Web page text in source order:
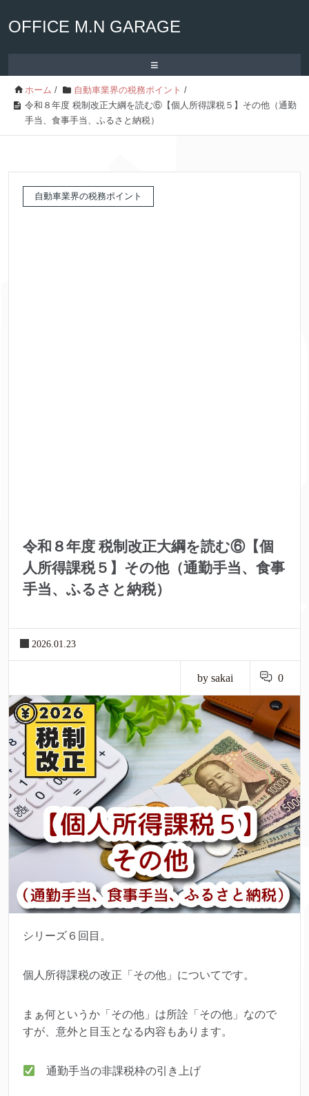
OFFICE M.N GARAGE
≡
ホーム / 自動車業界の税務ポイント /
令和８年度 税制改正大綱を読む⑥【個人所得課税５】その他（通勤
手当、食事手当、ふるさと納税）
自動車業界の税務ポイント
令和８年度 税制改正大綱を読む⑥【個
人所得課税５】その他（通勤手当、食事
手当、ふるさと納税）
2026.01.23
by sakai 0
シリーズ６回目。
個人所得課税の改正「その他」についてです。
まぁ何というか「その他」は所詮「その他」なので
すが、意外と目玉となる内容もあります。
通勤手当の非課税枠の引き上げ